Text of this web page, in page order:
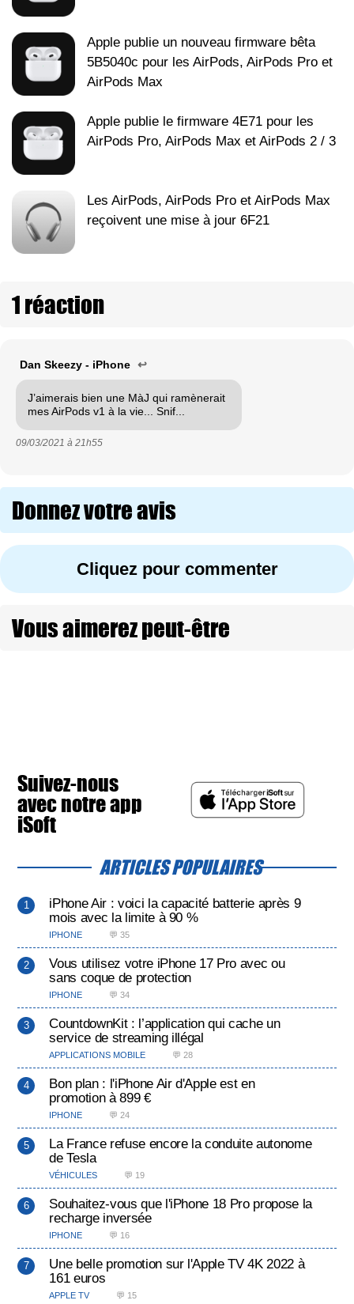
Apple publie un nouveau firmware bêta
5B5040c pour les AirPods, AirPods Pro et
AirPods Max
Apple publie le firmware 4E71 pour les
AirPods Pro, AirPods Max et AirPods 2 / 3
Les AirPods, AirPods Pro et AirPods Max
reçoivent une mise à jour 6F21
1 réaction
Dan Skeezy - iPhone ↩
J’aimerais bien une MàJ qui ramènerait
mes AirPods v1 à la vie... Snif...
09/03/2021 à 21h55
Donnez votre avis
Cliquez pour commenter
Vous aimerez peut-être
Suivez-nous
avec notre app
iSoft
ARTICLES POPULAIRES
iPhone Air : voici la capacité batterie après 9
mois avec la limite à 90 %
IPHONE 💬 35
Vous utilisez votre iPhone 17 Pro avec ou
sans coque de protection
IPHONE 💬 34
CountdownKit : l’application qui cache un
service de streaming illégal
APPLICATIONS MOBILE 💬 28
Bon plan : l'iPhone Air d'Apple est en
promotion à 899 €
IPHONE 💬 24
La France refuse encore la conduite autonome
de Tesla
VÉHICULES 💬 19
Souhaitez-vous que l'iPhone 18 Pro propose la
recharge inversée
IPHONE 💬 16
Une belle promotion sur l'Apple TV 4K 2022 à
161 euros
APPLE TV 💬 15